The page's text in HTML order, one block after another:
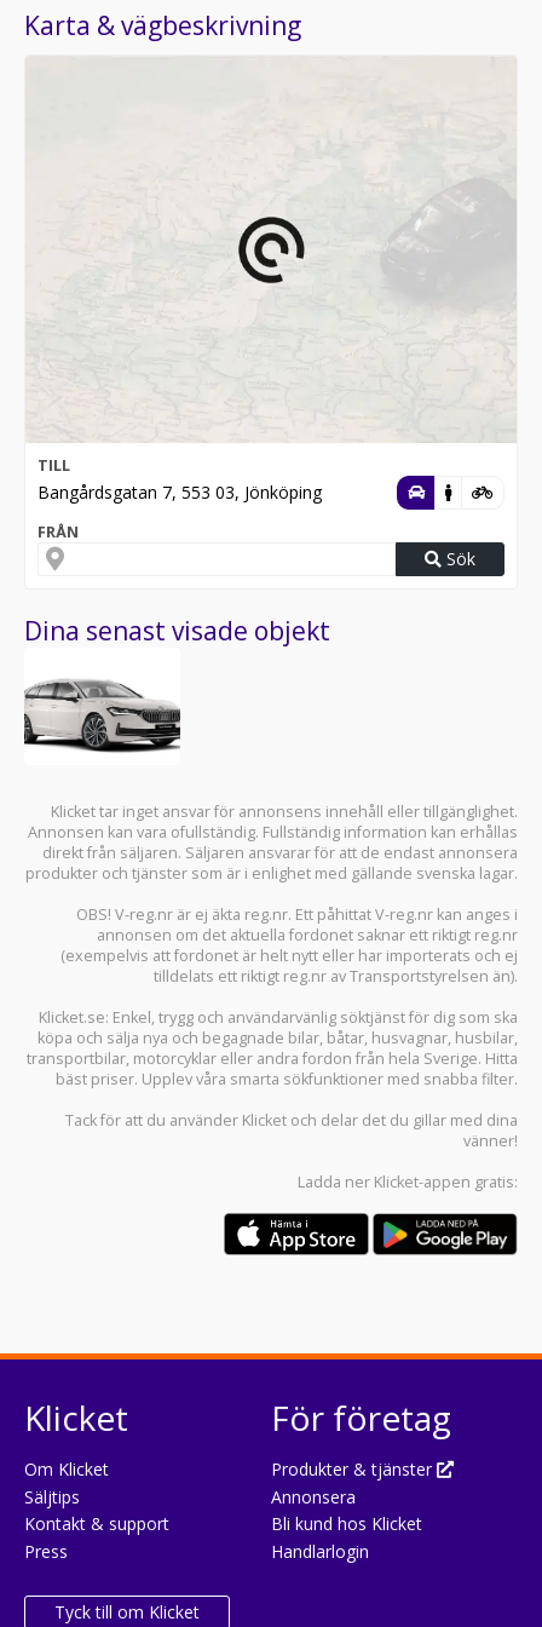
Karta & vägbeskrivning
TILL
Bangårdsgatan 7, 553 03, Jönköping
FRÅN
Sök
Dina senast visade objekt
Klicket tar inget ansvar för annonsens innehåll eller tillgänglighet.
Annonsen kan vara ofullständig. Fullständig information kan erhållas
direkt från säljaren. Säljaren ansvarar för att de endast annonsera
produkter och tjänster som är i enlighet med gällande svenska lagar.
OBS! V-reg.nr är ej äkta reg.nr. Ett påhittat V-reg.nr kan anges i
annonsen om det aktuella fordonet saknar ett riktigt reg.nr
(exempelvis att fordonet är helt nytt eller har importerats och ej
tilldelats ett riktigt reg.nr av Transportstyrelsen än).
Klicket.se: Enkel, trygg och användarvänlig söktjänst för dig som ska
köpa och sälja nya och begagnade bilar, båtar, husvagnar, husbilar,
transportbilar, motorcyklar eller andra fordon från hela Sverige. Hitta
bäst priser. Upplev våra smarta sökfunktioner med snabba filter.
Tack för att du använder Klicket och delar det du gillar med dina
vänner!
Ladda ner Klicket-appen gratis:
Klicket
Om Klicket
Säljtips
Kontakt & support
Press
Tyck till om Klicket
För företag
Produkter & tjänster
Annonsera
Bli kund hos Klicket
Handlarlogin